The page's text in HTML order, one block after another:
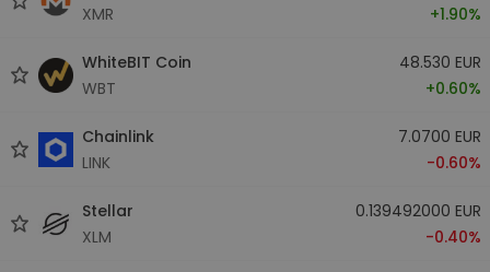
XMR
+1.90%
WhiteBIT Coin
WBT
48.530 EUR
+0.60%
Chainlink
LINK
7.0700 EUR
-0.60%
Stellar
XLM
0.139492000 EUR
-0.40%